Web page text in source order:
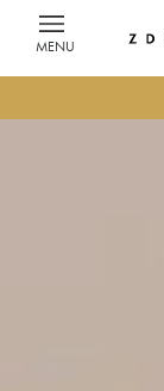
MENU